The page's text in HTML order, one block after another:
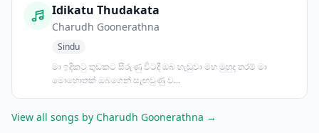
Idikatu Thudakata
Charudh Goonerathna
Sindu
මා ඉදිකටු තුඩකට සීරුණු විටදී ඔබ හැඬුවා මහ මුහුද තරම් මා
මොහොතක් ඔබගෙන් සැඟවුණු ව...
View all songs by Charudh Goonerathna →